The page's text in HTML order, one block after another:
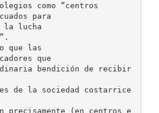
como “centros
para
la lucha
que las
que
bendición de recibir
de la sociedad costarrice
precisamente (en centros e